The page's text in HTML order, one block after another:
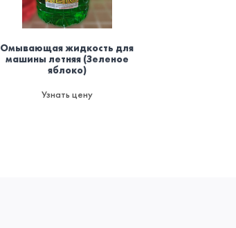
Омывающая жидкость для
машины летняя (Зеленое
яблоко)
Узнать цену